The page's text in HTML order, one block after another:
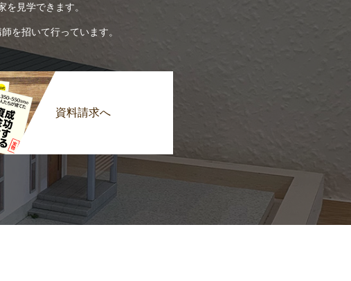
見学できます。
を招いて行っています。
資料請求へ